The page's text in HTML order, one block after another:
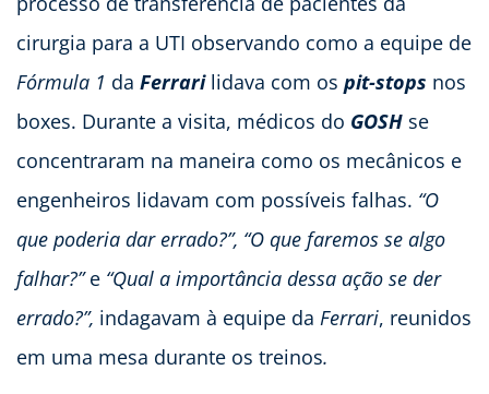
cirurgia para a UTI observando como a equipe de
Fórmula 1 da Ferrarilidava com os pit-stops nos
boxes. Durante a visita, médicos do GOSH se
concentraram na maneira como os mecânicos e
engenheiros lidavam com possíveis falhas. “O
que poderia dar errado?”, “O que faremos se algo
falhar?”e “Qual a importância dessa ação se der
errado?”, indagavam à equipe da Ferrari, reunidos
em uma mesa durante os treinos.